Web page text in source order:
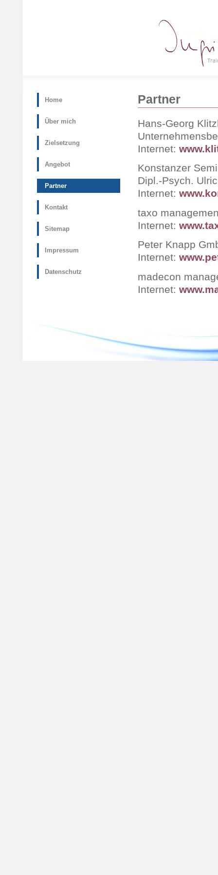
Home
Über mich
Zielsetzung
Angebot
Partner
Kontakt
Sitemap
Impressum
Datenschutz
Partner
Hans-Georg
Internet:
Konstanzer
Dipl.-Psych.
Internet:
taxo
Internet:
Peter Knapp
Internet:
madecon
Internet: